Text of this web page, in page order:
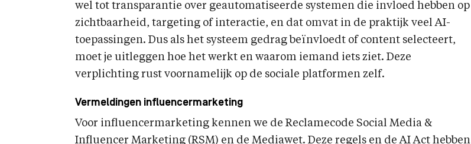
wel tot transparantie over geautomatiseerde systemen die invloed hebben op
zichtbaarheid, targeting of interactie, en dat omvat in de praktijk veel AI-
toepassingen. Dus als het systeem gedrag beïnvloedt of content selecteert,
moet je uitleggen hoe het werkt en waarom iemand iets ziet. Deze
verplichting rust voornamelijk op de sociale platformen zelf.
Vermeldingen influencermarketing
Voor influencermarketing kennen we de Reclamecode Social Media &
Influencer Marketing (RSM) en de Mediawet. Deze regels en de AI Act hebben